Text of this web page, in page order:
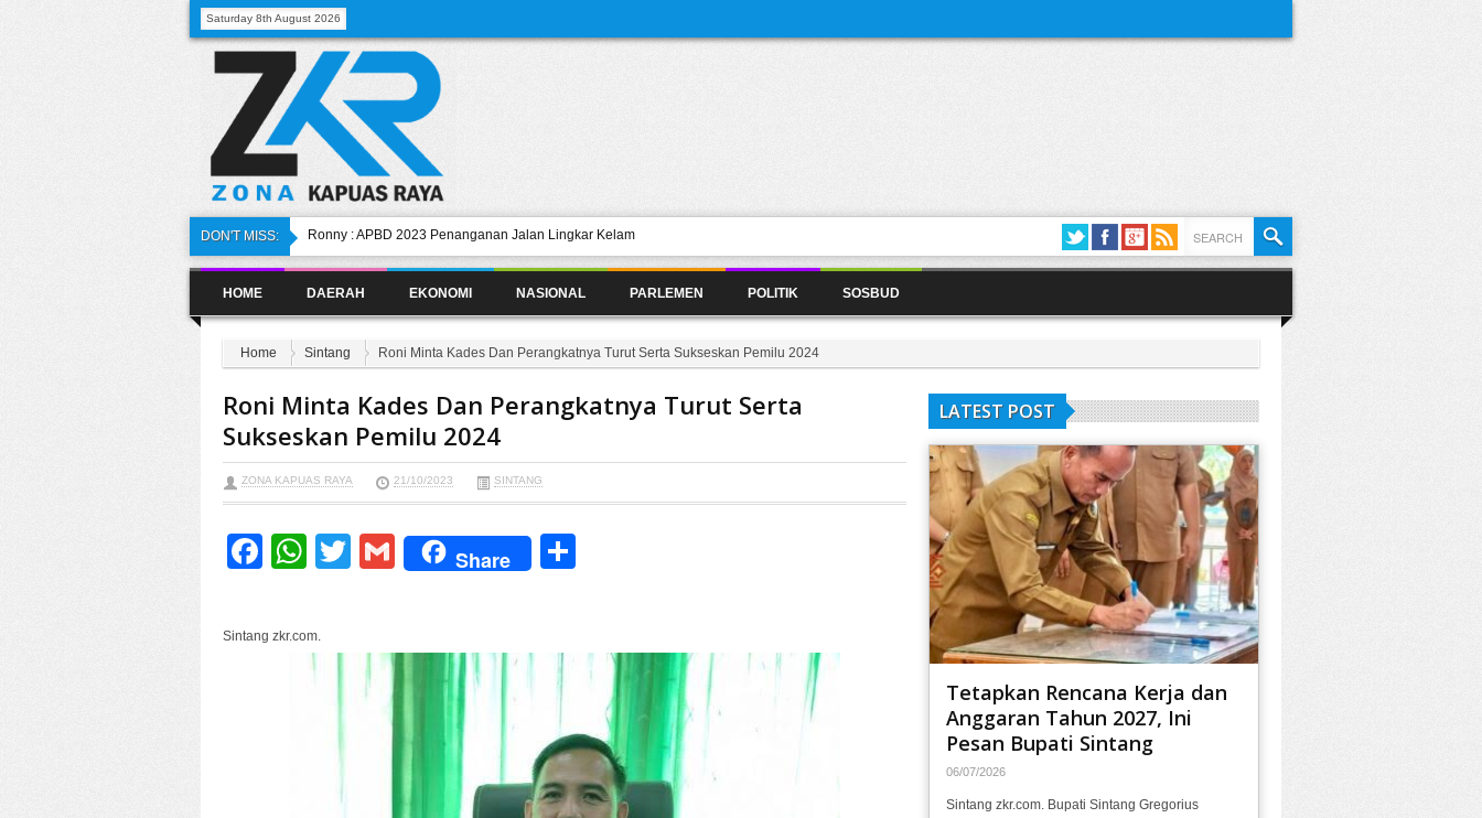
Saturday 8th August 2026
DON'T MISS:
Ronny : APBD 2023 Penanganan Jalan Lingkar Kelam
Sawit
Temuan dalam Simulasi Pilkada Harus Diantisipasi
Pemkab Sintang Bagikan 1000 Bendera Merah Putih, Ajak Warga
Kibarkan Satu Bulan Penuh
Dewan Sintang Nilai Solusi Atasi Persoalan Pupuk Langka Belum
HOME DAERAH EKONOMI NASIONAL PARLEMEN POLITIK SOSBUD
Home Sintang Roni Minta Kades Dan Perangkatnya Turut Serta Sukseskan Pemilu 2024
Roni Minta Kades Dan Perangkatnya Turut Serta
Sukseskan Pemilu 2024
ZONA KAPUAS RAYA 21/10/2023 SINTANG
Facebook
WhatsApp
TwitterGmail
Share
Sintang zkr.com.
LATEST POST
Tetapkan Rencana Kerja dan
Anggaran Tahun 2027, Ini
Pesan Bupati Sintang
06/07/2026
Sintang zkr.com. Bupati Sintang Gregorius